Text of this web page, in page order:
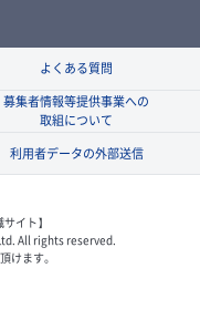
よくある質問
募集者情報等提供事業への
取組について
利用者データの外部送信
イト】
All rights reserved.
けます。